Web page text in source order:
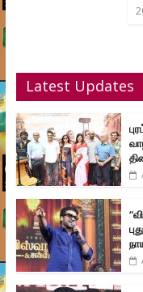
Latest Updates